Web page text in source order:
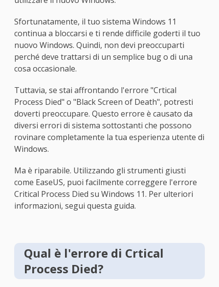
Sfortunatamente, il tuo sistema Windows 11
continua a bloccarsi e ti rende difficile goderti il tuo
nuovo Windows. Quindi, non devi preoccuparti
perché deve trattarsi di un semplice bug o di una
cosa occasionale.
Tuttavia, se stai affrontando l'errore "Crtical
Process Died" o "Black Screen of Death", potresti
doverti preoccupare. Questo errore è causato da
diversi errori di sistema sottostanti che possono
rovinare completamente la tua esperienza utente di
Windows.
Ma è riparabile. Utilizzando gli strumenti giusti
come EaseUS, puoi facilmente correggere l'errore
Critical Process Died su Windows 11. Per ulteriori
informazioni, segui questa guida.
Qual è l'errore di Crtical
Process Died?